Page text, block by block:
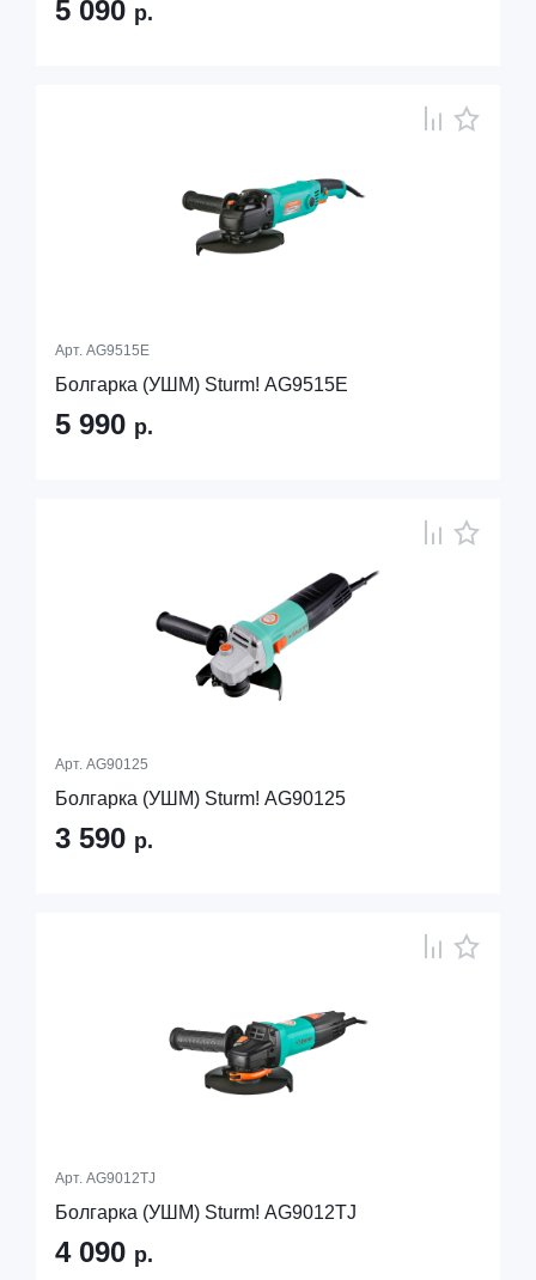
5 090 р.
Арт. AG9515E
Болгарка (УШМ) Sturm! AG9515E
5 990 р.
Арт. AG90125
Болгарка (УШМ) Sturm! AG90125
3 590 р.
Арт. AG9012TJ
Болгарка (УШМ) Sturm! AG9012TJ
4 090 р.